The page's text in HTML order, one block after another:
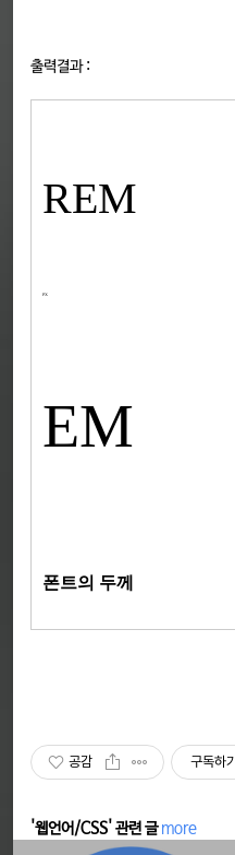
출력결과 :
REM
PX
EM
폰트의 두께
공감 구독하기
'웹언어/CSS' 관련 글 more